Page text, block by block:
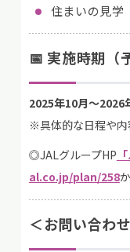
住まいの
📅 実施時期（
2025年10月～2026
※具体的な日程や内
◎JALグループHP
al.co.jp/plan/258
＜お問い合わ